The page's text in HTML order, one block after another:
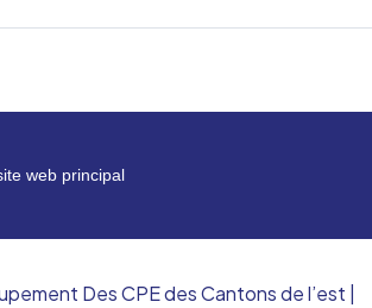
web principal
Des CPE des Cantons de l’est |